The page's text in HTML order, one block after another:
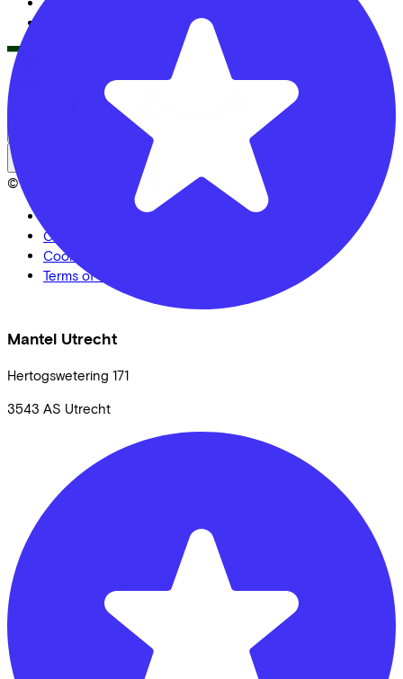
Mantel Utrecht
Hertogswetering 171
3543 AS Utrecht
LinkedIn Instagram
© Lease a Bike. All Rights Reserved.
Privacy statement
Cookie statement
Cookie settings
Terms of use